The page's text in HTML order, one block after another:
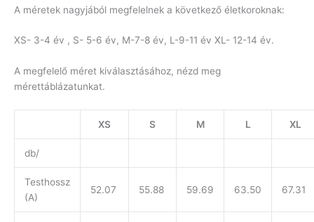
A méretek nagyjából megfelelnek a következő életkoroknak:
XS- 3-4 év , S- 5-6 év, M-7-8 év, L-9-11 év XL- 12-14 év.
A megfelelő méret kiválasztásához, nézd meg
mérettáblázatunkat.
XS S M L XL
db/
Testhossz
(A)
52.07 55.88 59.69 63.50 67.31